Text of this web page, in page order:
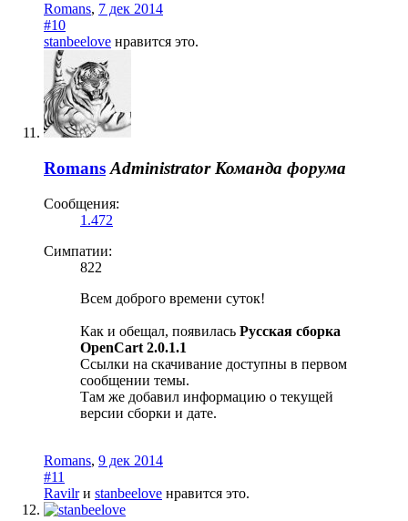
Romans, 7 дек 2014
#10
stanbeelove нравится это.
Romans Administrator Команда форума
Сообщения:
1.472
Симпатии:
822
Всем доброго времени суток!
Как и обещал, появилась Русская сборка
OpenCart 2.0.1.1
Ссылки на скачивание доступны в первом
сообщении темы.
Там же добавил информацию о текущей
версии сборки и дате.
Romans, 9 дек 2014
#11
Ravilrи stanbeelove нравится это.